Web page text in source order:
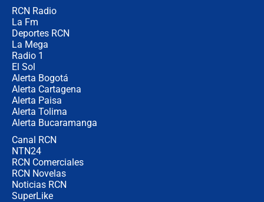
RCN Radio
La Fm
Deportes RCN
La Mega
Radio 1
El Sol
Alerta Bogotá
Alerta Cartagena
Alerta Paisa
Alerta Tolima
Alerta Bucaramanga
Canal RCN
NTN24
RCN Comerciales
RCN Novelas
Noticias RCN
SuperLike